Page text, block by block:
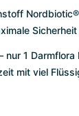
nur 1 Darmflora
mit viel